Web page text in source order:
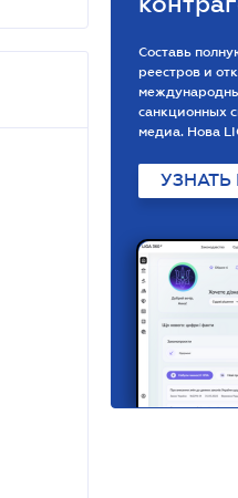
Составь
реестров и
санкционных
медиа. Нова